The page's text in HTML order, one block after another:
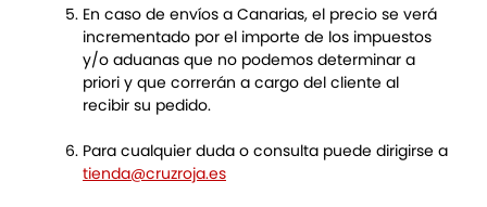
En caso de envíos a Canarias, el precio se verá
incrementado por el importe de los impuestos
y/o aduanas que no podemos determinar a
priori y que correrán a cargo del cliente al
recibir su pedido.
Para cualquier duda o consulta puede dirigirse a
tienda@cruzroja.es